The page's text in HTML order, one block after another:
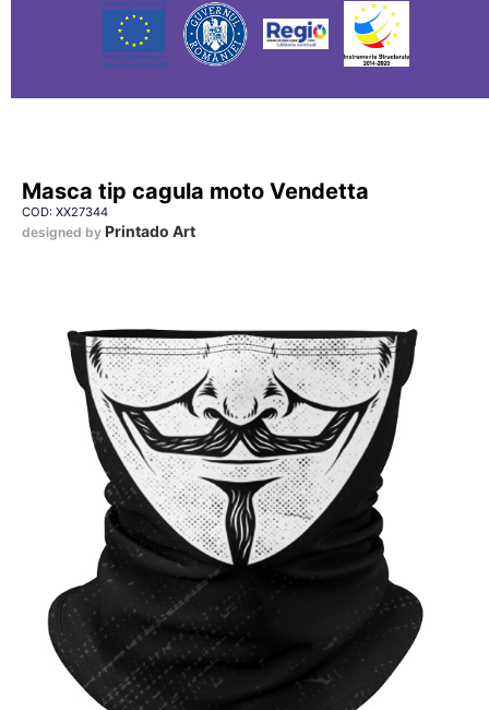
Masca tip cagula moto Vendetta
COD: XX27344
designed by Printado Art